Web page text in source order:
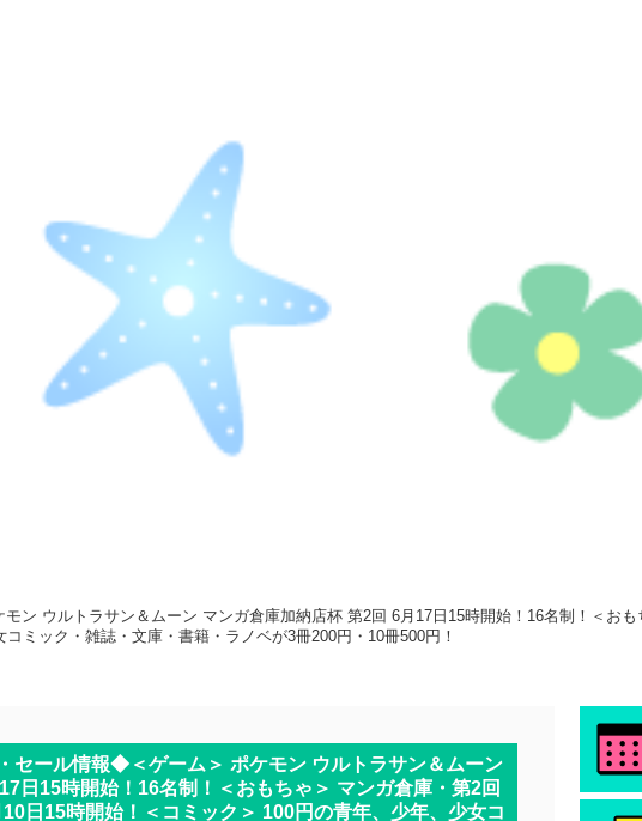
ウルトラサン＆ムーン マンガ倉庫加納店杯 第2回 6月17日15時開始！16名制！＜お
ミック・雑誌・文庫・書籍・ラノベが3冊200円・10冊500円！
セール情報◆＜ゲーム＞ ポケモン ウルトラサン＆ムーン
日15時開始！16名制！＜おもちゃ＞ マンガ倉庫・第2回
日15時開始！＜コミック＞ 100円の青年、少年、少女コ